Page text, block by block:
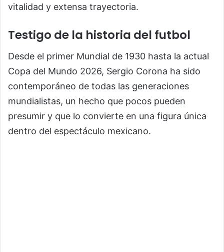
vitalidad y extensa trayectoria.
Testigo de la historia del futbol
Desde el primer Mundial de 1930 hasta la actual
Copa del Mundo 2026, Sergio Corona ha sido
contemporáneo de todas las generaciones
mundialistas, un hecho que pocos pueden
presumir y que lo convierte en una figura única
dentro del espectáculo mexicano.